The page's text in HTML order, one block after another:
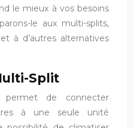
le mieux à vos besoins
le aux multi-splits,
à d’autres alternatives
Split
permet de connecter
à une seule unité